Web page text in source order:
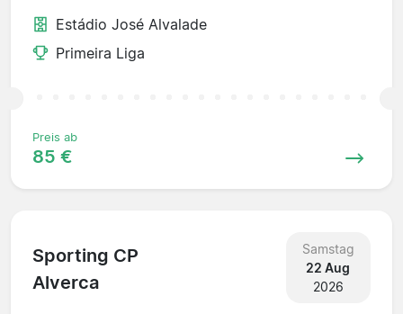
Estádio José Alvalade
Primeira Liga
Preis ab
85 €
Sporting CP
Alverca
Samstag
22 Aug
2026